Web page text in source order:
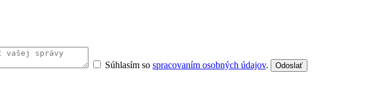
Súhlasím so spracovaním osobných údajov. Odoslať